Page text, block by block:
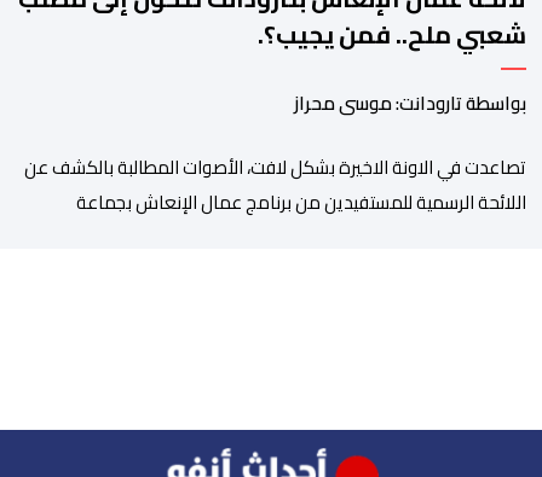
شعبي ملح.. فمن يجيب؟.
بواسطة تارودانت: موسى محراز
تصاعدت في الاونة الاخيرة بشكل لافت، الأصوات المطالبة بالكشف عن
اللائحة الرسمية للمستفيدين من برنامج عمال الإنعاش بجماعة